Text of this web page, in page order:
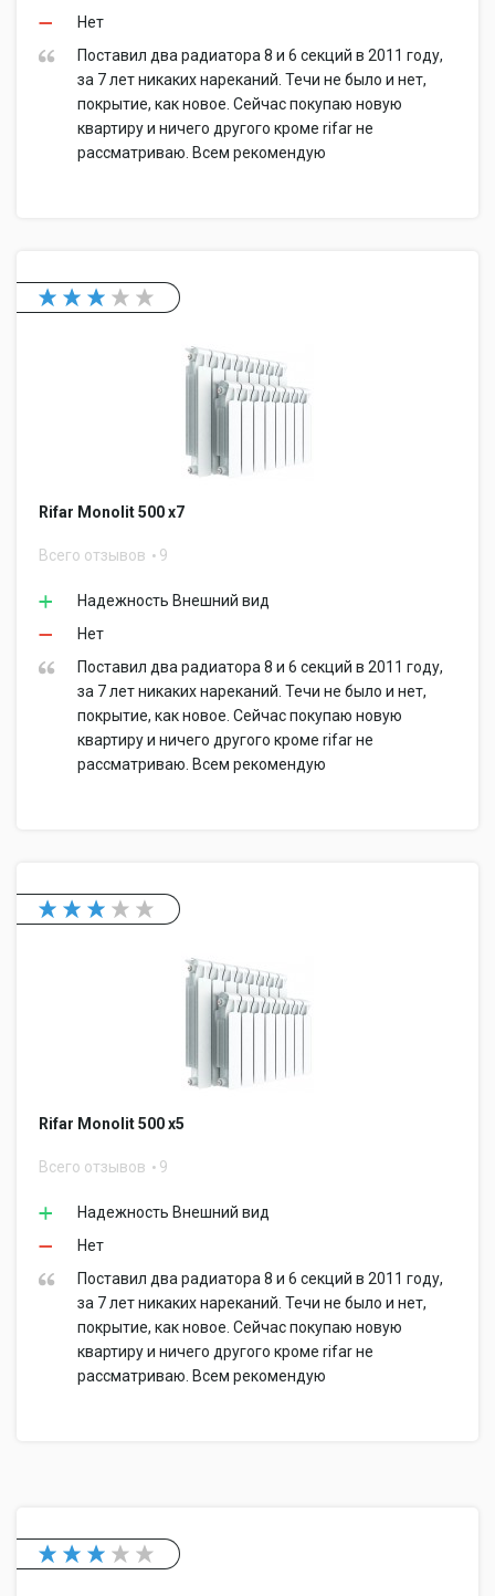
Нет
Поставил два радиатора 8 и 6 секций в 2011 году,
за 7 лет никаких нареканий. Течи не было и нет,
покрытие, как новое. Сейчас покупаю новую
квартиру и ничего другого кроме rifar не
рассматриваю. Всем рекомендую
Rifar Monolit 500 x7
Всего отзывов 9
Надежность Внешний вид
Нет
Поставил два радиатора 8 и 6 секций в 2011 году,
за 7 лет никаких нареканий. Течи не было и нет,
покрытие, как новое. Сейчас покупаю новую
квартиру и ничего другого кроме rifar не
рассматриваю. Всем рекомендую
Rifar Monolit 500 x5
Всего отзывов 9
Надежность Внешний вид
Нет
Поставил два радиатора 8 и 6 секций в 2011 году,
за 7 лет никаких нареканий. Течи не было и нет,
покрытие, как новое. Сейчас покупаю новую
квартиру и ничего другого кроме rifar не
рассматриваю. Всем рекомендую